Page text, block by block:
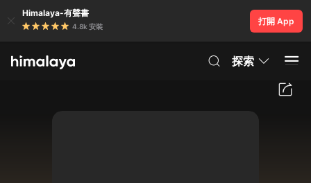
Himalaya-有聲書
4.8k 安裝
打開 App
探索